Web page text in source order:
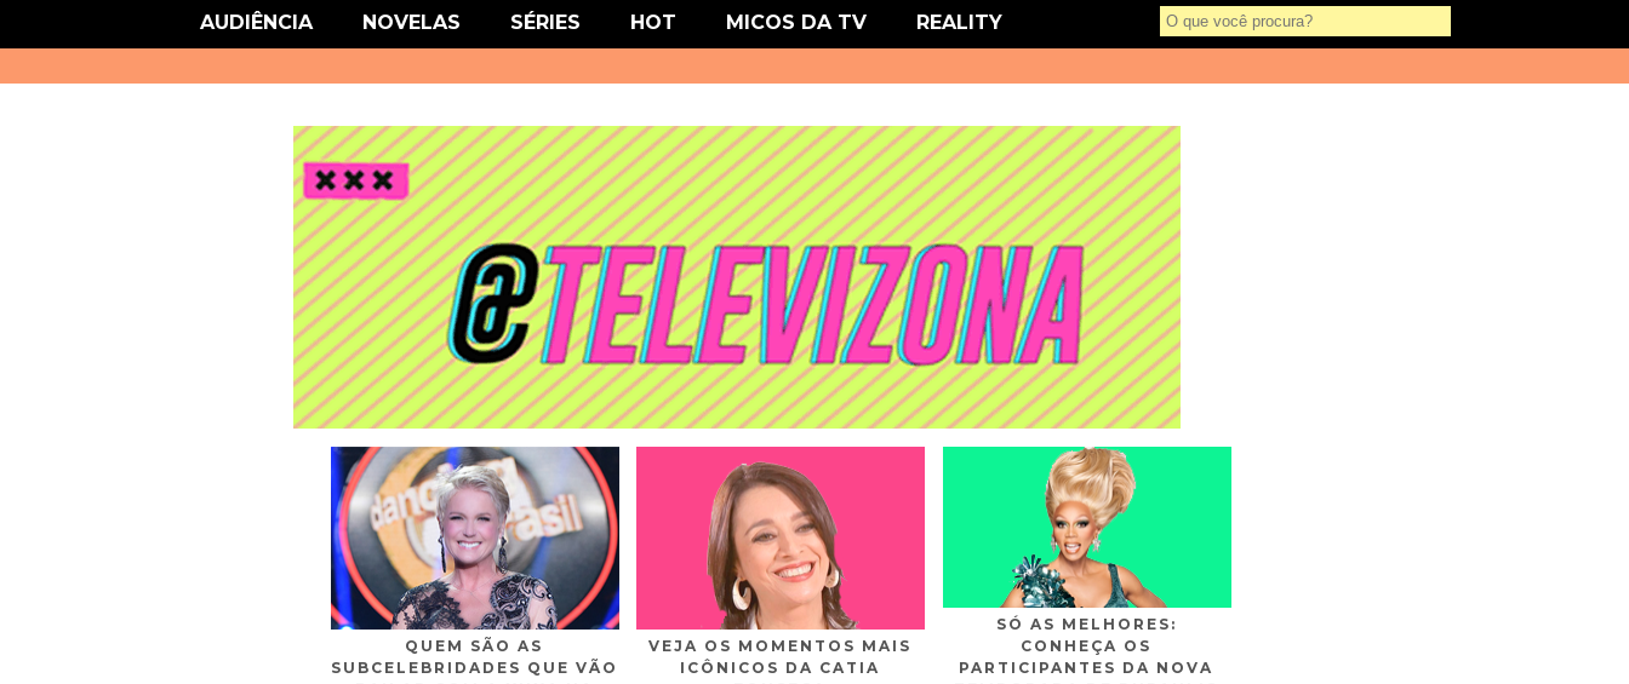
link href='http://fonts.googleapis.com/css?family=Roboto' rel='stylesheet' type='text/css'/>
QUEM SÃO AS
SUBCELEBRIDADES QUE VÃO
VEJA OS MOMENTOS MAIS
ICÔNICOS DA CATIA
SÓ AS MELHORES:
CONHEÇA OS
PARTICIPANTES DA NOVA
AUDIÊNCIA NOVELAS SÉRIES HOT MICOS DA TV REALITY